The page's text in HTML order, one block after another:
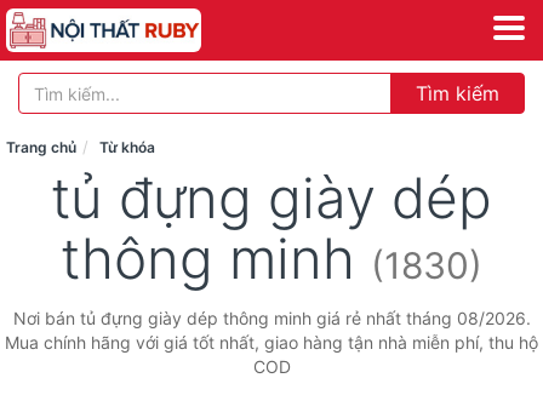
Tìm kiếm
Trang chủ Từ khóa
tủ đựng giày dép
thông minh (1830)
Nơi bán tủ đựng giày dép thông minh giá rẻ nhất tháng 08/2026.
Mua chính hãng với giá tốt nhất, giao hàng tận nhà miễn phí, thu hộ
COD